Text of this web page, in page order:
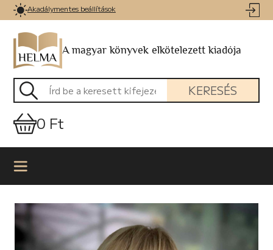
Akadálymentes beállítások
A magyar könyvek elkötelezett kiadója
KERESÉS
0 Ft